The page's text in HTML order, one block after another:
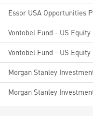
Essor USA Opportunities
Vontobel Fund - US Equity
Vontobel Fund - US Equity